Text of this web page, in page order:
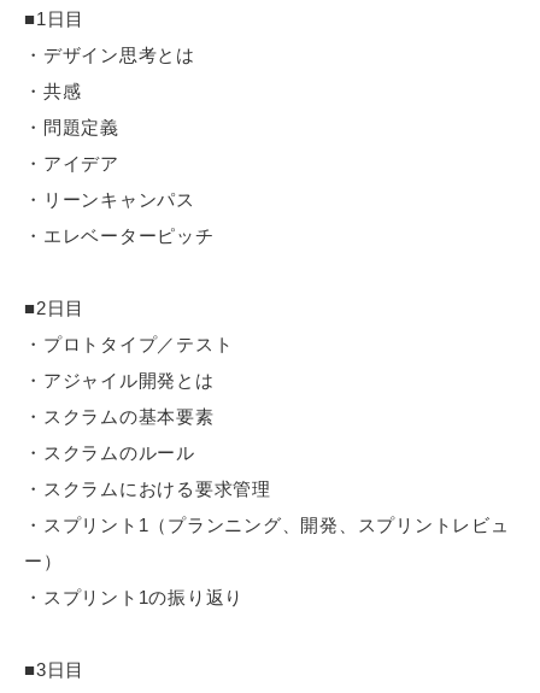
■1日目
・デザイン思考とは
・共感
・問題定義
・アイデア
・リーンキャンパス
・エレベーターピッチ
■2日目
・プロトタイプ／テスト
・アジャイル開発とは
・スクラムの基本要素
・スクラムのルール
・スクラムにおける要求管理
・スプリント1（プランニング、開発、スプリントレビュ
ー）
・スプリント1の振り返り
■3日目